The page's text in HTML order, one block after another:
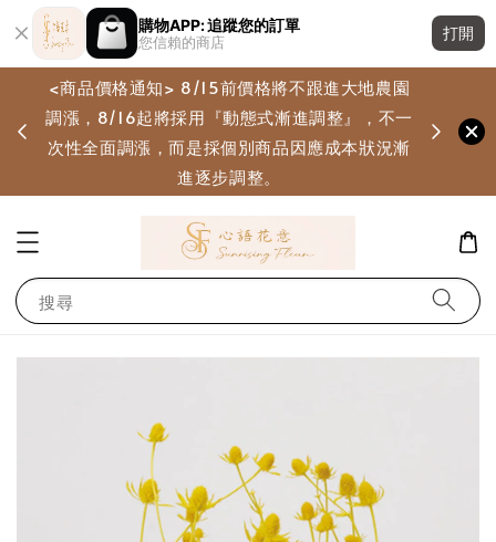
購物APP: 追蹤您的訂單
您信賴的商店
打開
<商品價格通知> 8/15前價格將不跟進大地農園
調漲，8/16起將採用『動態式漸進調整』，不一
次性全面調漲，而是採個別商品因應成本狀況漸
進逐步調整。
搜尋